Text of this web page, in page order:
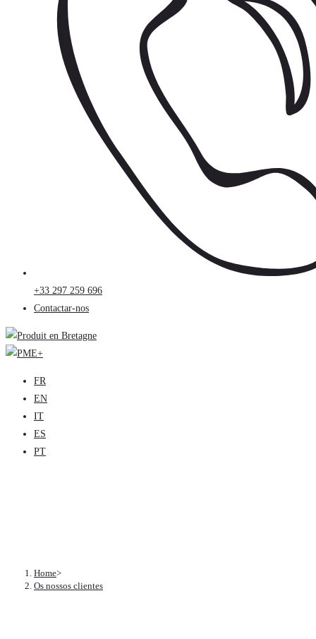
+33 297 259 696
Contactar-nos
FR
EN
IT
ES
PT
Home>
Os nossos clientes